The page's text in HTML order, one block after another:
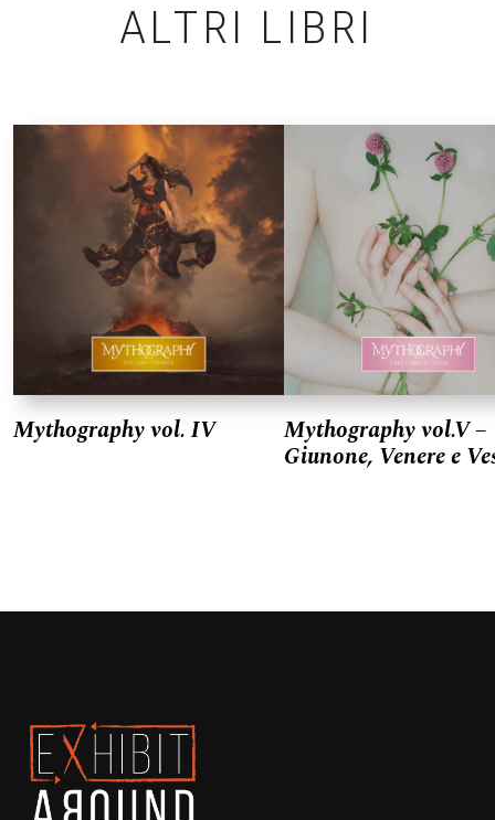
ALTRI LIBRI
Mythography vol. IV Mythography vol.V –
Giunone, Venere e